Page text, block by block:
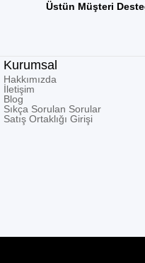
Üstün Müşteri
Kurumsal
Hakkımızda
İletişim
Blog
Sıkça Sorulan Sorular
Satış Ortaklığı Girişi